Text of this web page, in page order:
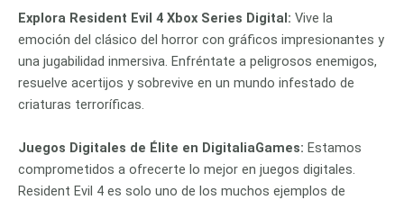
Explora Resident Evil 4 Xbox Series Digital: Vive la
emoción del clásico del horror con gráficos impresionantes y
una jugabilidad inmersiva. Enfréntate a peligrosos enemigos,
resuelve acertijos y sobrevive en un mundo infestado de
criaturas terroríficas.
Juegos Digitales de Élite en DigitaliaGames: Estamos
comprometidos a ofrecerte lo mejor en juegos digitales.
Resident Evil 4 es solo uno de los muchos ejemplos de